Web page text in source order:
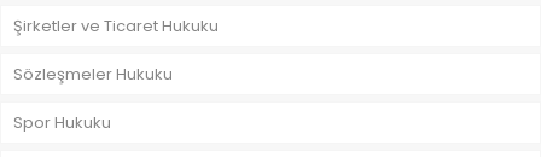
Şirketler ve Ticaret Hukuku
Sözleşmeler Hukuku
Spor Hukuku